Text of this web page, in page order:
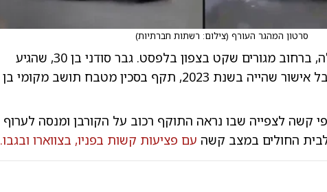
סרטון המהגר העורף (צילום: רשתות חברתיות)
הכל החל ביום שני בלילה, ברחוב מגורים שקט בצפון בלפסט. גבר סודני בן 30, שהגיע
לבריטניה דרך דבלין וקיבל אישור שהייה בשנת 2023, תקף בסכין מטבח תושב מקומי בן
קשה לצפייה שבו נראה התוקף רכוב על הקורבן ומנסה לערוף
החולים במצב קשה עם פציעות קשות בפניו, בצווארו ובגבו.